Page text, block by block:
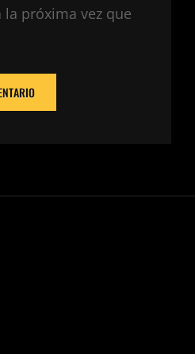
la próxima vez que